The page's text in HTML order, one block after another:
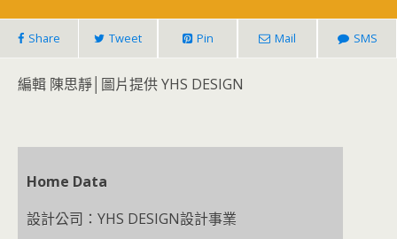
Share Tweet Pin Mail SMS
編輯 陳思靜│圖片提供 YHS DESIGN
Home Data
設計公司：YHS DESIGN設計事業